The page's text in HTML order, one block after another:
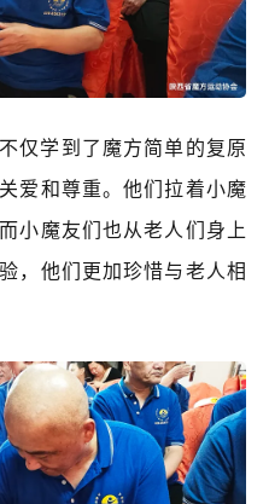
仅学到了魔方简单的复原
爱和尊重。他们拉着小魔
小魔友们也从老人们身上
，他们更加珍惜与老人相